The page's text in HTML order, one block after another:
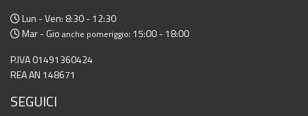
Lun - Ven: 8:30 - 12:30
Mar - Gio anche pomeriggio: 15:00 - 18:00
P.IVA 01491360424
REA AN 148671
SEGUICI